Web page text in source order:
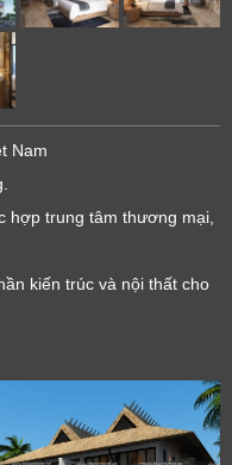
Nam
hợp trung tâm thương mại,
kiến trúc và nội thất cho
ƠN
lại thông tin.
thời gian sớm nhất